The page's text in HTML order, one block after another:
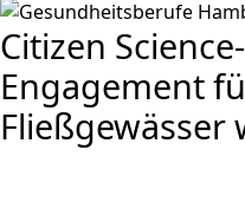
Citizen
Engagement